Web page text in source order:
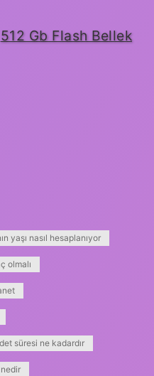
512 Gb Flash Bellek
yaşı nasıl hesaplanıyor
olmalı
süresi ne kadardır